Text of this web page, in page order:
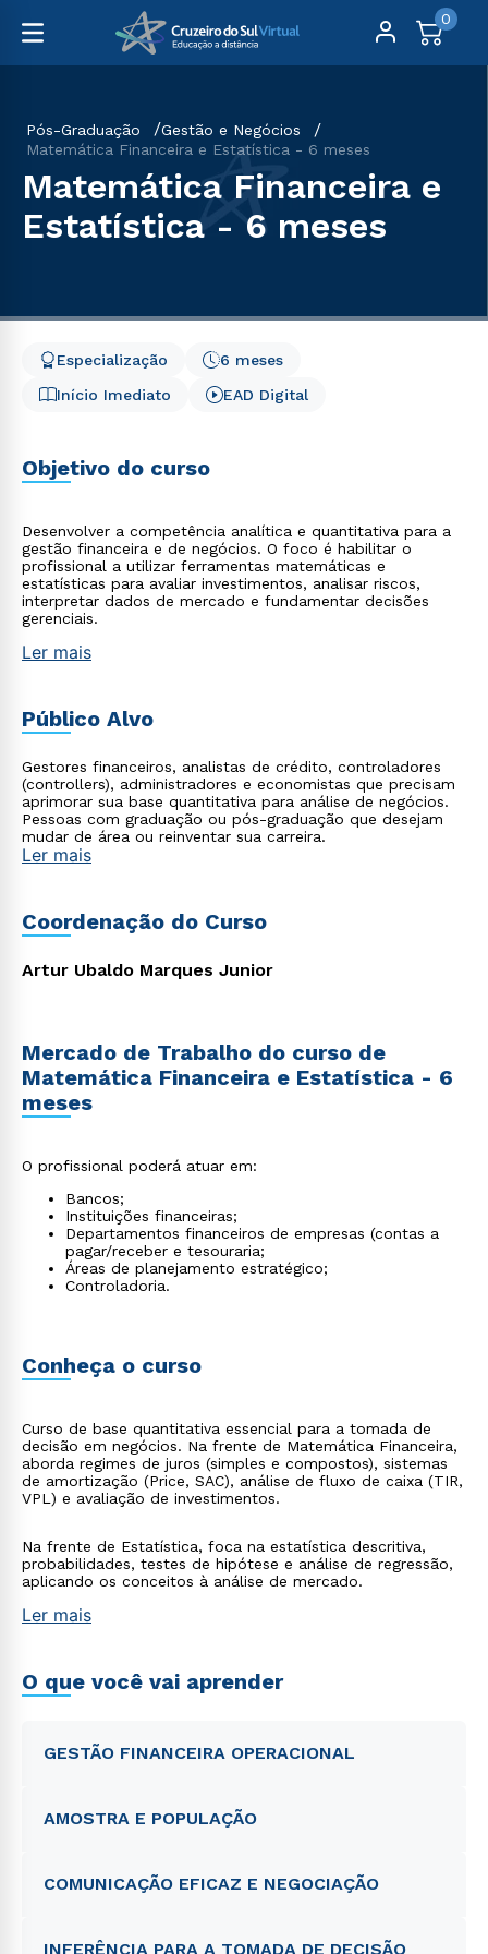
0
Pós-Graduação
Gestão e Negócios
Matemática Financeira e Estatística - 6 meses
Matemática Financeira e
Estatística - 6 meses
Início Imediato
6 meses
Especialização
EAD Digital
Objetivo do curso
Desenvolver a competência analítica e quantitativa para a
gestão financeira e de negócios. O foco é habilitar o
profissional a utilizar ferramentas matemáticas e
estatísticas para avaliar investimentos, analisar riscos,
interpretar dados de mercado e fundamentar decisões
gerenciais.
Ler mais
Público Alvo
Gestores financeiros, analistas de crédito, controladores
(controllers), administradores e economistas que precisam
aprimorar sua base quantitativa para análise de negócios.
Pessoas com graduação ou pós-graduação que desejam
mudar de área ou reinventar sua carreira.
Ler mais
Coordenação do Curso
Artur Ubaldo Marques Junior
Mercado de Trabalho do curso de
Matemática Financeira e Estatística - 6
meses
O profissional poderá atuar em:
Bancos;
Instituições financeiras;
Departamentos financeiros de empresas (contas a
pagar/receber e tesouraria;
Áreas de planejamento estratégico;
Controladoria.
Conheça o curso
Curso de base quantitativa essencial para a tomada de
decisão em negócios. Na frente de Matemática Financeira,
aborda regimes de juros (simples e compostos), sistemas
de amortização (Price, SAC), análise de fluxo de caixa (TIR,
VPL) e avaliação de investimentos.
Na frente de Estatística, foca na estatística descritiva,
probabilidades, testes de hipótese e análise de regressão,
aplicando os conceitos à análise de mercado.
Ler mais
O que você vai aprender
GESTÃO FINANCEIRA OPERACIONAL
AMOSTRA E POPULAÇÃO
COMUNICAÇÃO EFICAZ E NEGOCIAÇÃO
INFERÊNCIA PARA A TOMADA DE DECISÃO